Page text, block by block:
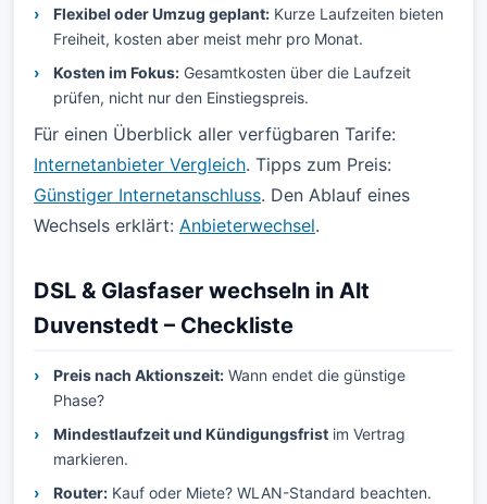
Flexibel oder Umzug geplant: Kurze Laufzeiten bieten
Freiheit, kosten aber meist mehr pro Monat.
Kosten im Fokus: Gesamtkosten über die Laufzeit
prüfen, nicht nur den Einstiegspreis.
Für einen Überblick aller verfügbaren Tarife:
Internetanbieter Vergleich. Tipps zum Preis:
Günstiger Internetanschluss. Den Ablauf eines
Wechsels erklärt: Anbieterwechsel.
DSL & Glasfaser wechseln in Alt
Duvenstedt – Checkliste
Preis nach Aktionszeit: Wann endet die günstige
Phase?
Mindestlaufzeit und Kündigungsfrist im Vertrag
markieren.
Router: Kauf oder Miete? WLAN-Standard beachten.